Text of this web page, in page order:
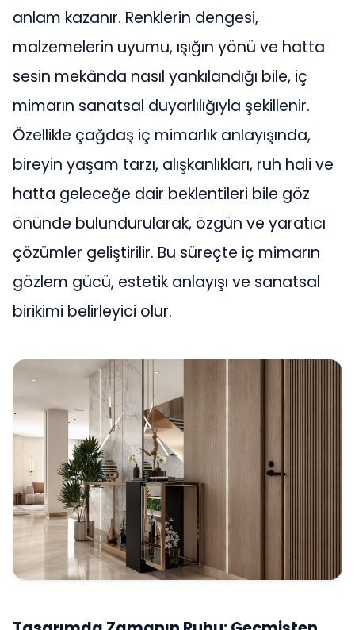
anlam kazanır. Renklerin dengesi,
malzemelerin uyumu, ışığın yönü ve hatta
sesin mekânda nasıl yankılandığı bile, iç
mimarın sanatsal duyarlılığıyla şekillenir.
Özellikle çağdaş iç mimarlık anlayışında,
bireyin yaşam tarzı, alışkanlıkları, ruh hali ve
hatta geleceğe dair beklentileri bile göz
önünde bulundurularak, özgün ve yaratıcı
çözümler geliştirilir. Bu süreçte iç mimarın
gözlem gücü, estetik anlayışı ve sanatsal
birikimi belirleyici olur.